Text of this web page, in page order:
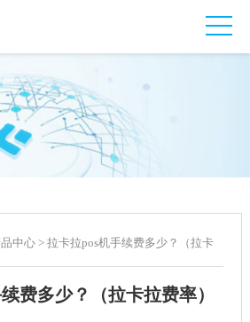
中心> 拉卡拉pos机手续费多少？（拉卡
费多少？（拉卡拉费率）